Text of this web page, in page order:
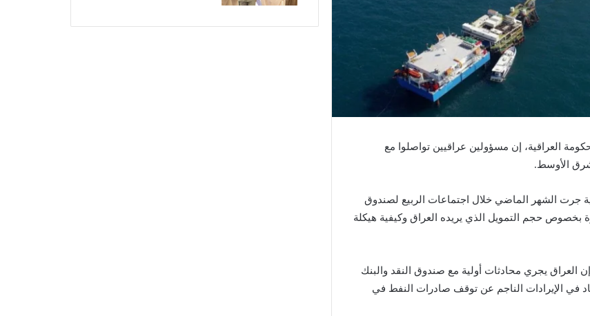
العراقية، إن مسؤولين عراقيين تواصلوا مع
الأوسط.
جرت الشهر الماضي خلال اجتماعات الربيع لصندوق
بخصوص حجم التمويل الذي يريده العراق وكيفية هيكلة
يجري محادثات أولية مع صندوق النقد والبنك
​في ‌الإيرادات ⁠الناجم ​عن توقف صادرات ⁠النفط في